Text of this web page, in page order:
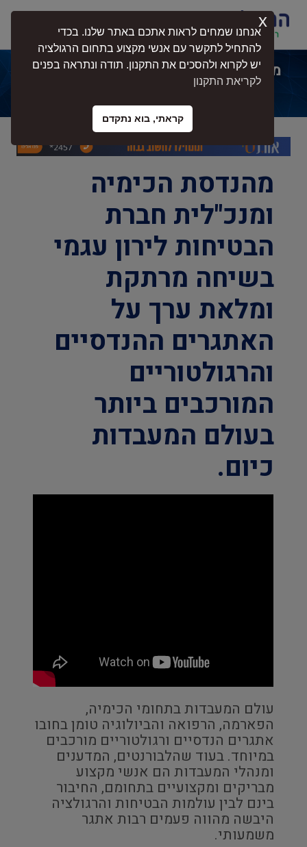
מומחי הרגולטור בטיחות במעבדות ראיון
עם אינג' לירון עגמי
מהנדסת הכימיה
ומנכ"לית חברת
הבטיחות לירון עגמי
בשיחה מרתקת
ומלאת ערך על
האתגרים ההנדסיים
והרגולטוריים
המורכבים ביותר
בעולם המעבדות
כיום.
עולם המעבדות בתחומי הכימיה,
הפארמה, הרפואה והביולוגיה טומן בחובו
אתגרים הנדסיים ורגולטוריים מורכבים
במיוחד. בעוד שהלבורנטים, המדענים
ומנהלי המעבדות הם אנשי מקצוע
מבריקים ומקצועיים בתחומם, החיבור
בינם לבין עולמות הבטיחות והרגולציה
היבשה מהווה פעמים רבות אתגר
משמעותי.
אנחנו שמחים לראות אתכם באתר שלנו. בכדי
להתחיל לתקשר עם אנשי מקצוע בתחום הרגולציה
יש לקרוא ולהסכים את התקנון. תודה ונתראה בפנים
לקריאת התקנון
קראתי, בוא נתקדם
x